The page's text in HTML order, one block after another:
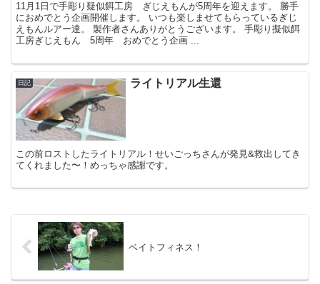
11月1日で手彫り疑似餌工房 ぎじえもんが5周年を迎えます。 勝手
におめでとう企画開催します。 いつも楽しませてもらっているぎじ
えもんルアー達。 製作者さんありがとうございます。 手彫り擬似餌
工房ぎじえもん 5周年 おめでとう企画 ...
日記 ライトリアル生還
この前ロストしたライトリアル！せいごっちさんが発見&救出してき
てくれました〜！めっちゃ感謝です。
ベイトフィネス！